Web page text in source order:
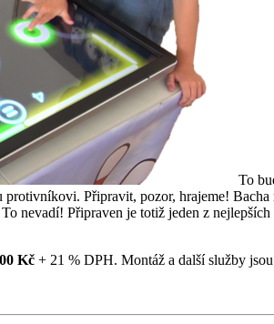
To
Připravit, pozor, hrajeme!
nevadí! Připraven je totiž jeden z
Kč + 21 % DPH. Montáž a další služby jsou